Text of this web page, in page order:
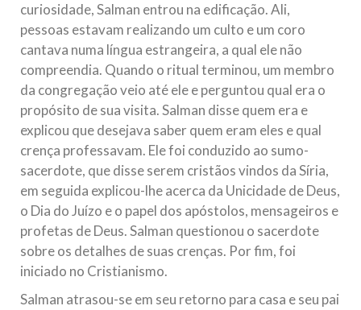
curiosidade, Salman entrou na edificação. Ali,
pessoas estavam realizando um culto e um coro
cantava numa língua estrangeira, a qual ele não
compreendia. Quando o ritual terminou, um membro
da congregação veio até ele e perguntou qual era o
propósito de sua visita. Salman disse quem era e
explicou que desejava saber quem eram eles e qual
crença professavam. Ele foi conduzido ao sumo-
sacerdote, que disse serem cristãos vindos da Síria,
em seguida explicou-lhe acerca da Unicidade de Deus,
o Dia do Juízo e o papel dos apóstolos, mensageiros e
profetas de Deus. Salman questionou o sacerdote
sobre os detalhes de suas crenças. Por fim, foi
iniciado no Cristianismo.
Salman atrasou-se em seu retorno para casa e seu pai